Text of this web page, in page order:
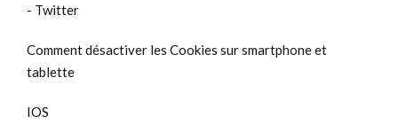
- Twitter
Comment désactiver les Cookies sur smartphone et
tablette
IOS